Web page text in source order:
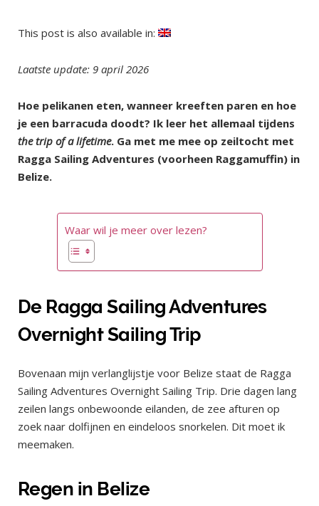
This post is also available in:
Laatste update: 9 april 2026
Hoe pelikanen eten, wanneer kreeften paren en hoe
je een barracuda doodt? Ik leer het allemaal tijdens
the trip of a lifetime. Ga met me mee op zeiltocht met
Ragga Sailing Adventures (voorheen Raggamuffin) in
Belize.
Waar wil je meer over lezen?
De Ragga Sailing Adventures
Overnight Sailing Trip
Bovenaan mijn verlanglijstje voor Belize staat de Ragga
Sailing Adventures Overnight Sailing Trip. Drie dagen lang
zeilen langs onbewoonde eilanden, de zee afturen op
zoek naar dolfijnen en eindeloos snorkelen. Dit moet ik
meemaken.
Regen in Belize